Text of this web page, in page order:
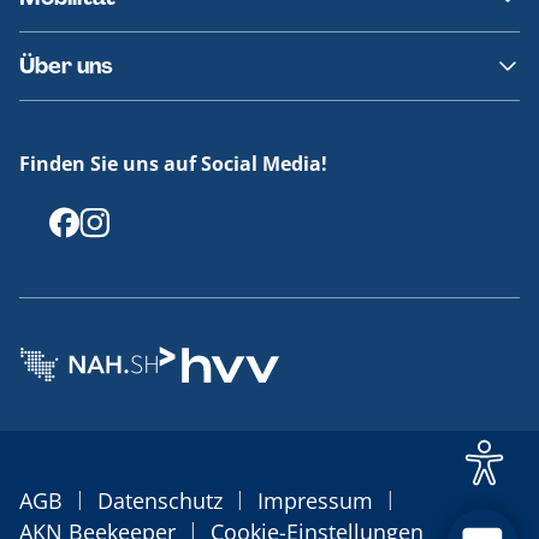
Fundsachen
Häufige Fragen
Barrierefreies Reisen
Erklärung Barrierefreiheit
Über uns
Offenlegungen
Finden Sie uns auf Social Media!
AGB | Datenschutz | Impressum |
AKN Beekeeper | Cookie-Einstellungen